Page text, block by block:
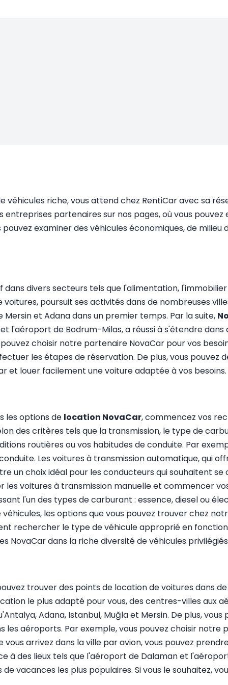
véhicules riche, vous attend chez RentiCar avec sa
entreprises partenaires sur nos pages, où vous
examiner des véhicules économiques, de
dans divers secteurs tels que l'alimentation,
poursuit ses activités dans de nombreuses
et Adana dans un premier temps. Par la suite,
l'aéroport de Bodrum-Milas, a réussi à s'étendre
choisir notre partenaire NovaCar pour vos
les étapes de réservation. De plus, vous pouvez
et louer facilement une voiture adaptée à vos besoins.
les options de location NovaCar, commencez vos
des critères tels que la transmission, le type de
routières ou vos habitudes de conduite. Par
Les voitures à transmission automatique, qui
un choix idéal pour les conducteurs qui souhaitent
les voitures à transmission manuelle et commencer
l'un des types de carburant : essence, diesel ou
les options que vous pouvez trouver chez
rechercher le type de véhicule approprié en
NovaCar dans la riche diversité de véhicules
trouver des points de location de voitures dans
le plus adapté pour vous, des centres-villes aux
Adana, Istanbul, Muğla et Mersin. De plus,
les aéroports. Par exemple, vous pouvez choisir
vous arrivez dans la ville par avion, vous pouvez
à des lieux tels que l'aéroport de Dalaman et
vacances les plus populaires. Si vous le souhaitez,